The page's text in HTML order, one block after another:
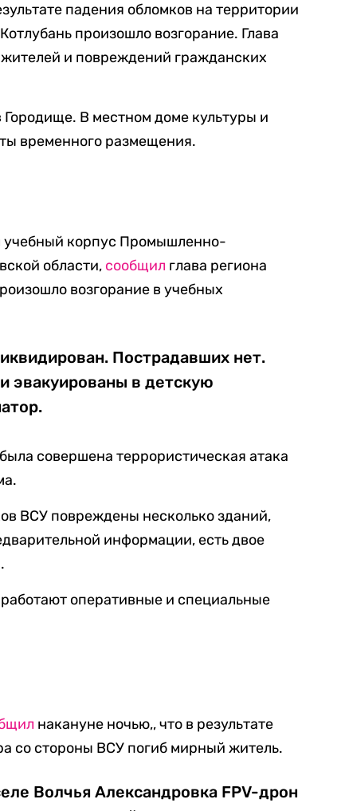
падения обломков на территории
произошло возгорание. Глава
и повреждений гражданских
В местном доме культуры и
временного размещения.
учебный корпус Промышленно-
области, сообщил глава региона
возгорание в учебных
Пострадавших нет.
эвакуированы в детскую
совершена террористическая атака
ВСУ повреждены несколько зданий,
информации, есть двое
оперативные и специальные
накануне ночью,, что в результате
со стороны ВСУ погиб мирный житель.
Волчья Александровка FPV-дрон